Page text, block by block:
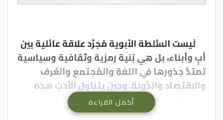
لَيست السُّلطة الأبوية مُجرَّد علاقة عائلية بين
أبٍ وأبناء، بل هي بُنية رمزية وثقافية وسياسية
تمتدُّ جذورها في اللغةِ والمُجتمع والعُرف
والاقتصاد والدَّولة. وحِينَ يتناول الأدبُ هذه
السُّلطةَ، فإنَّه لا يكتفي بوصفها نظامًا
اجتماعيًّا، بلْ يكشف آلياتها العميقة في إنتاجِ
أكمل القراءة